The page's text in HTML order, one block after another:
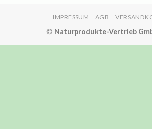
IMPRESSUM AGB
© Naturprodukte-Vertrieb